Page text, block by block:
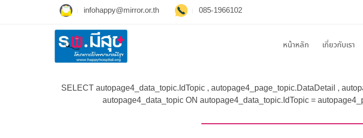
infohappy@mirror.or.th 085-1966102
หน้าหลัก เกี่ยวกับเรา
SELECT autopage4_data_topic.IdTopic , autopage4_page_topic.DataDetail ,
autopage4_data_topic ON autopage4_data_topic.IdTopic =